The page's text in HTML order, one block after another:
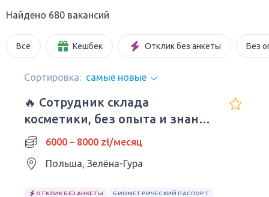
Найдено 680 вакансий
Все Кешбек Отклик без анкеты Без
Сортировка: самые новые
🔥 Сотрудник склада
косметики, без опыта и знания
языка6000 – 8000 zł/месяц
Польша, Зелёна-Гура
ОТКЛИК БЕЗ АНКЕТЫ
БИОМЕТРИЧЕСКИЙ ПАСПОРТ